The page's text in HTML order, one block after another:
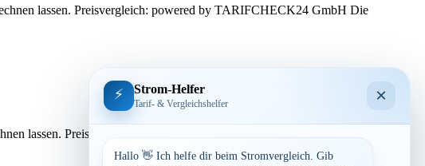
lassen. Preisvergleich: powered by TARIFCHECK24 GmbH Die
lassen. Preisvergleich: powered by TARIFCHECK24 GmbH Die
⚡ Strom-Helfer
Tarif- & Vergleichshelfer ×
Hallo 👋 Ich helfe dir beim Stromvergleich. Gib